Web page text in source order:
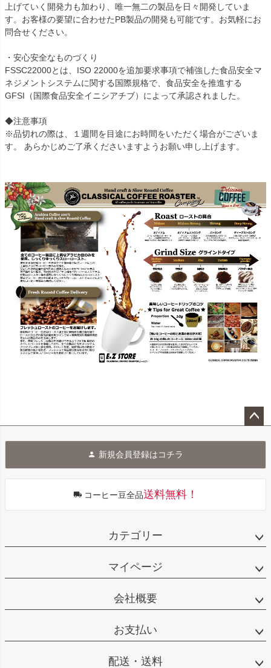
上げていく開発力も加わり、唯一無二の製品を日々開発していま
す。お客様の要望に合わせたPB製品の開発も可能です。お気軽にお
問合せください。
・安心安全なものづくり
FSSC22000とは、ISO 22000を追加要求事項で補強した食品安全マ
ネジメントシステムに関する国際規格で、食品安全を推進する
GFSI（国際食品安全イニシアチブ）によって承認されました。
◆注意事項
※品切れの際は、１週間を目途にお時間をいただく場合がございま
す。 あらかじめご了承くださいますようお願い申し上げます。
へ
新規会員登録はコチラ
コーヒー豆全品送料無料！
カテゴリー
マイページ
会社概要
お支払い
配送・送料